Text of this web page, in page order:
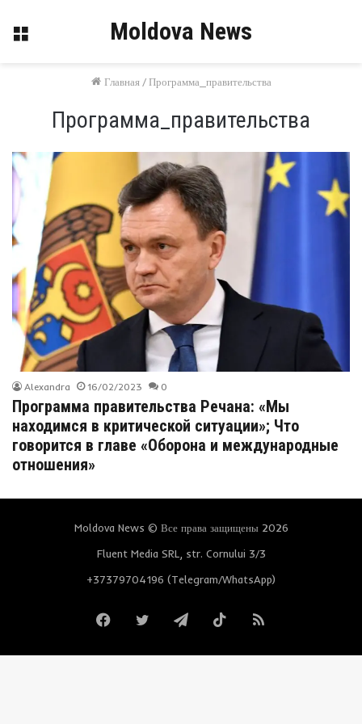
Меню Moldova News
Главная / Программа_правительства
Программа_правительства
Alexandra 16/02/2023 0
Программа правительства Речана: «Мы
находимся в критической ситуации»; Что
говорится в главе «Оборона и международные
отношения»
Moldova News © Все права защищены 2026
Fluent Media SRL, str. Cornului 3/3
+37379704196 (Telegram/WhatsApp)
FacebookTwitterTelegramTikTokRSS